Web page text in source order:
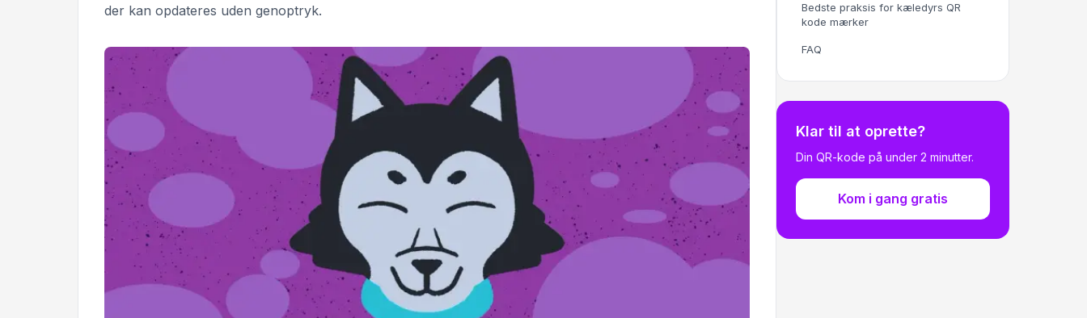
der kan opdateres uden genoptryk.
Bedste praksis for kæledyrs QR
kode mærker
FAQ
Klar til at oprette?
Din QR-kode på under 2 minutter.
Kom i gang gratis